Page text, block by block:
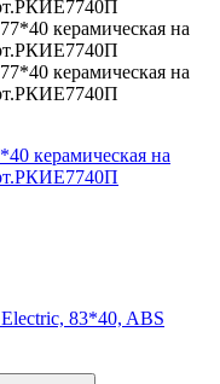
керамическая на